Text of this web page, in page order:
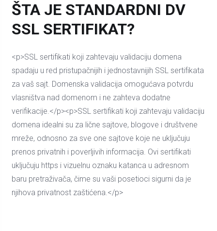
ŠTA JE STANDARDNI DV
SSL SERTIFIKAT?
<p>SSL sertifikati koji zahtevaju validaciju domena
spadaju u red pristupačnijih i jednostavnijih SSL sertifikata
za vaš sajt. Domenska validacija omogućava potvrdu
vlasništva nad domenom i ne zahteva dodatne
verifikacije.</p><p>SSL sertifikati koji zahtevaju validaciju
domena idealni su za lične sajtove, blogove i društvene
mreže, odnosno za sve one sajtove koje ne uključuju
prenos privatnih i poverljivih informacija. Ovi sertifikati
uključuju https i vizuelnu oznaku katanca u adresnom
baru pretraživača, čime su vaši posetioci sigurni da je
njihova privatnost zaštićena.</p>